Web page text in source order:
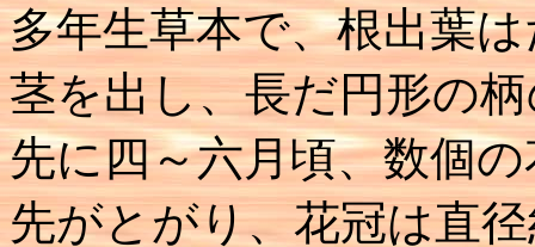
多年生草本で、根出葉
茎を出し、長だ円形の
先に四～六月頃、数個
先がとがり、花冠は直